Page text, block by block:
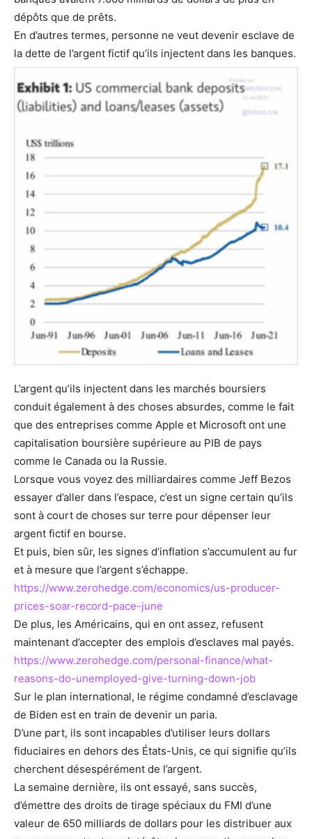
dépôts que de prêts.
En d’autres termes, personne ne veut devenir esclave de
la dette de l’argent fictif qu’ils injectent dans les banques.
L’argent qu’ils injectent dans les marchés boursiers
conduit également à des choses absurdes, comme le fait
que des entreprises comme Apple et Microsoft ont une
capitalisation boursière supérieure au PIB de pays
comme le Canada ou la Russie.
Lorsque vous voyez des milliardaires comme Jeff Bezos
essayer d’aller dans l’espace, c’est un signe certain qu’ils
sont à court de choses sur terre pour dépenser leur
argent fictif en bourse.
Et puis, bien sûr, les signes d’inflation s’accumulent au fur
et à mesure que l’argent s’échappe.
https://www.zerohedge.com/economics/us-producer-
prices-soar-record-pace-june
De plus, les Américains, qui en ont assez, refusent
maintenant d’accepter des emplois d’esclaves mal payés.
https://www.zerohedge.com/personal-finance/what-
reasons-do-unemployed-give-turning-down-job
Sur le plan international, le régime condamné d’esclavage
de Biden est en train de devenir un paria.
D’une part, ils sont incapables d’utiliser leurs dollars
fiduciaires en dehors des États-Unis, ce qui signifie qu’ils
cherchent désespérément de l’argent.
La semaine dernière, ils ont essayé, sans succès,
d’émettre des droits de tirage spéciaux du FMI d’une
valeur de 650 milliards de dollars pour les distribuer aux